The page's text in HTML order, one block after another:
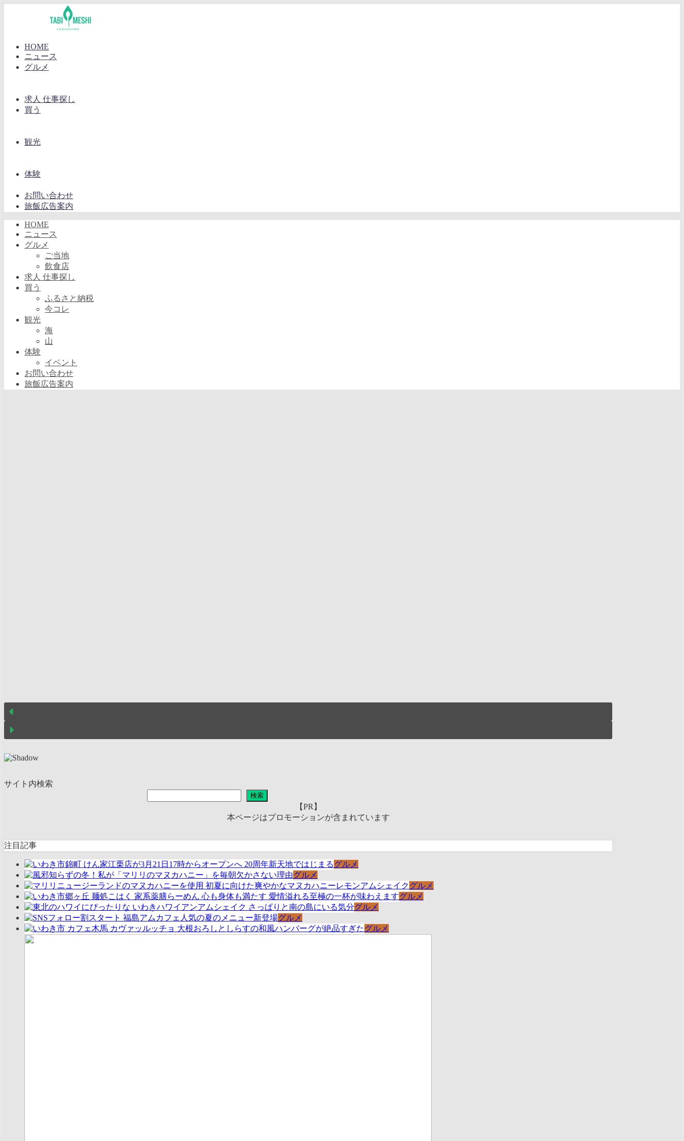
HOME
ニュース
グルメ
求人 仕事探し
買う
観光
体験
お問い合わせ
旅飯広告案内
HOME
ニュース
グルメ
ご当地
飲食店
求人 仕事探し
買う
ふるさと納税
今コレ
観光
海
山
体験
イベント
お問い合わせ
旅飯広告案内
サイト内検索
検索
【PR】
本ページはプロモーションが含まれています
注目記事
グルメ
グルメ
グルメ
グルメ
グルメ
グルメ
グルメ